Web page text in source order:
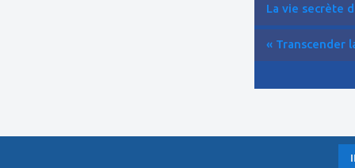
La vie secrète
« Transcender